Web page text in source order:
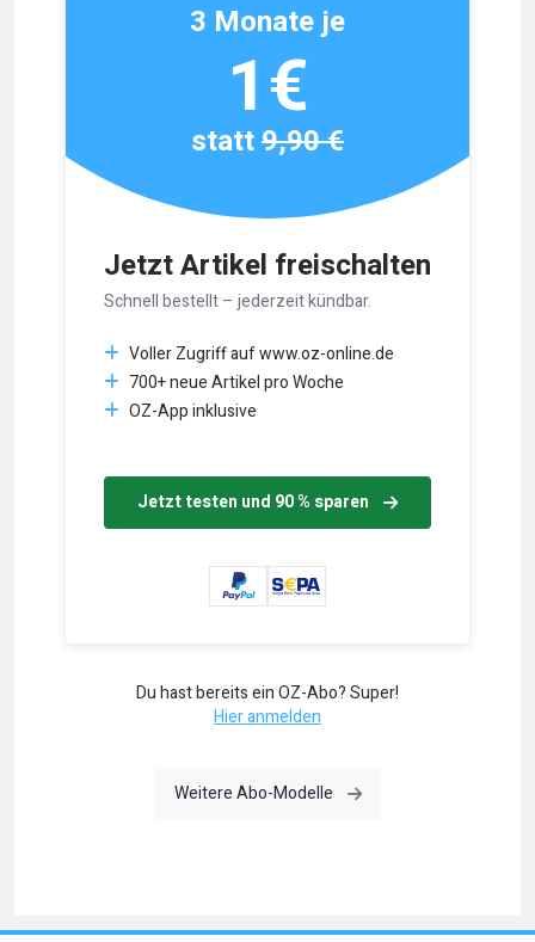
Jetzt Artikel freischalten
Schnell bestellt – jederzeit kündbar.
Voller Zugriff auf www.oz-online.de
700+ neue Artikel pro Woche
OZ-App inklusive
Jetzt testen und 90 % sparen
3 Monate je
1€
statt9,90 €
Du hast bereits ein OZ-Abo? Super!
Hier anmelden
Weitere Abo-Modelle